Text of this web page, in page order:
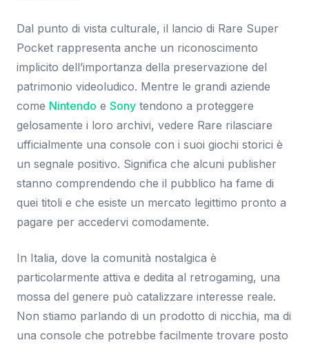
Dal punto di vista culturale, il lancio di Rare Super
Pocket rappresenta anche un riconoscimento
implicito dell’importanza della preservazione del
patrimonio videoludico. Mentre le grandi aziende
come Nintendo e Sony tendono a proteggere
gelosamente i loro archivi, vedere Rare rilasciare
ufficialmente una console con i suoi giochi storici è
un segnale positivo. Significa che alcuni publisher
stanno comprendendo che il pubblico ha fame di
quei titoli e che esiste un mercato legittimo pronto a
pagare per accedervi comodamente.
In Italia, dove la comunità nostalgica è
particolarmente attiva e dedita al retrogaming, una
mossa del genere può catalizzare interesse reale.
Non stiamo parlando di un prodotto di nicchia, ma di
una console che potrebbe facilmente trovare posto